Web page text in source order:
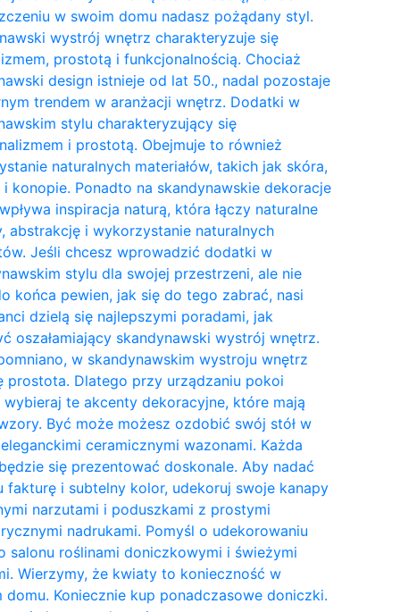
w swoim domu nadasz pożądany styl.
wystrój wnętrz charakteryzuje się
prostotą i funkcjonalnością. Chociaż
design istnieje od lat 50., nadal pozostaje
trendem w aranżacji wnętrz. Dodatki w
stylu charakteryzujący się
i prostotą. Obejmuje to również
naturalnych materiałów, takich jak skóra,
konopie. Ponadto na skandynawskie dekoracje
inspiracja naturą, która łączy naturalne
abstrakcję i wykorzystanie naturalnych
Jeśli chcesz wprowadzić dodatki w
stylu dla swojej przestrzeni, ale nie
końca pewien, jak się do tego zabrać, nasi
dzielą się najlepszymi poradami, jak
oszałamiający skandynawski wystrój wnętrz.
w skandynawskim wystroju wnętrz
prostota. Dlatego przy urządzaniu pokoi
wybieraj te akcenty dekoracyjne, które mają
Być może możesz ozdobić swój stół w
ceramicznymi wazonami. Każda
się prezentować doskonale. Aby nadać
fakturę i subtelny kolor, udekoruj swoje kanapy
narzutami i poduszkami z prostymi
nadrukami. Pomyśl o udekorowaniu
salonu roślinami doniczkowymi i świeżymi
Wierzymy, że kwiaty to konieczność w
domu. Koniecznie kup ponadczasowe doniczki.